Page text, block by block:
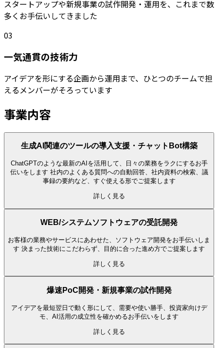
スタートアップや新規事業の試作開発・運用を、これまで数
多くお手伝いしてきました
03
一気通貫の技術力
アイデアを形にする企画から運用まで、ひとつのチームで担
えるメンバーがそろっています
事業内容
生成AI関連のツールの導入支援・チャットBot構築
ChatGPTのような最新のAIを活用して、日々の業務をラクにするお手
伝いをします 社内のよくある質問への自動回答、社内資料の検索、議
事録の要約など、すぐ使える形でご提案します
詳しく見る
WEB/システムソフトウェアの受託開発
お客様の業務やサービスにあわせた、ソフトウェア開発をお手伝いしま
す 決まった技術にこだわらず、目的に合った進め方でご提案します
詳しく見る
爆速PoC開発・新規事業の試作開発
アイデアを最短翌日で動く形にして、需要や使い勝手、投資家向けデ
モ、AI活用の成立性を確かめるお手伝いをします
詳しく見る